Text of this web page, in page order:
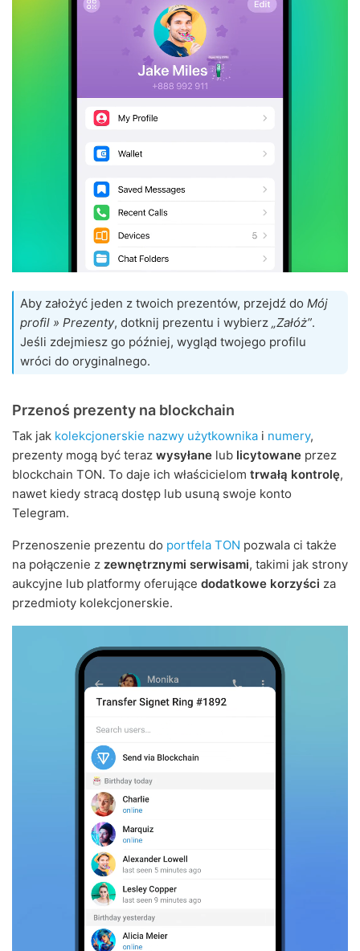
Aby założyć jeden z twoich prezentów, przejdź do Mój
profil » Prezenty, dotknij prezentu i wybierz „Załóż”.
Jeśli zdejmiesz go później, wygląd twojego profilu
wróci do oryginalnego.
Przenoś prezenty na blockchain
Tak jak kolekcjonerskie nazwy użytkownika i numery,
prezenty mogą być teraz wysyłane lub licytowane przez
blockchain TON. To daje ich właścicielom trwałą kontrolę,
nawet kiedy stracą dostęp lub usuną swoje konto
Telegram.
Przenoszenie prezentu do portfela TON pozwala ci także
na połączenie z zewnętrznymi serwisami, takimi jak strony
aukcyjne lub platformy oferujące dodatkowe korzyści za
przedmioty kolekcjonerskie.